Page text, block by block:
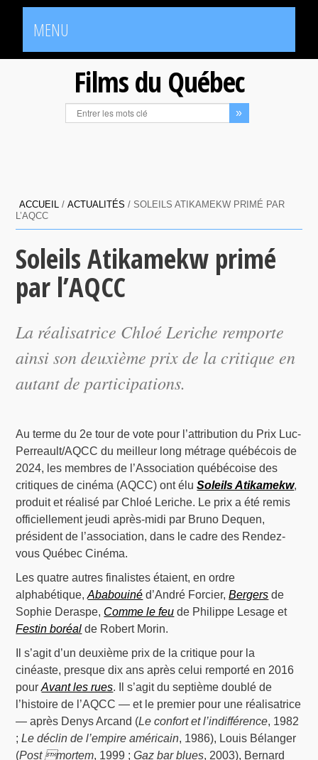
MENU
Films du Québec
ACCUEIL /ACTUALITÉS /SOLEILS ATIKAMEKW PRIMÉ PAR
L’AQCC
Soleils Atikamekw primé
par l’AQCC
La réalisatrice Chloé Leriche remporte
ainsi son deuxième prix de la critique en
autant de participations.
Au terme du 2e tour de vote pour l’attribution du Prix Luc-
Perreault/AQCC du meilleur long métrage québécois de
2024, les membres de l’Association québécoise des
critiques de cinéma (AQCC) ont éluSoleils Atikamekw,
produit et réalisé par Chloé Leriche. Le prix a été remis
officiellement jeudi après-midi par Bruno Dequen,
président de l’association, dans le cadre des Rendez-
vous Québec Cinéma.
Les quatre autres finalistes étaient, en ordre
alphabétique,Ababouiné d’André Forcier,Bergers de
Sophie Deraspe, Comme le feu de Philippe Lesage et
Festin boréal de Robert Morin.
Il s’agit d’un deuxième prix de la critique pour la
cinéaste, presque dix ans après celui remporté en 2016
pourAvant les rues. Il s’agit du septième doublé de
l’histoire de l’AQCC — et le premier pour une réalisatrice
— après Denys Arcand (Le confort et l’indifférence, 1982
;Le déclin de l’empire américain, 1986), Louis Bélanger
(Post mortem, 1999 ;Gaz bar blues, 2003), Bernard